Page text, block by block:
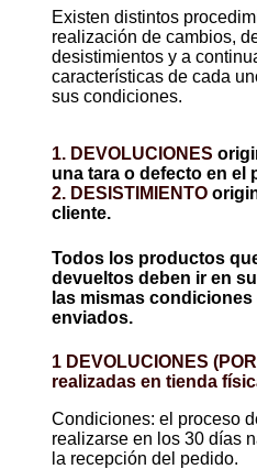
Existen distintos
realización de cambios,
desistimientos y a
características de cada
sus condiciones.
1. DEVOLUCIONES
una tara o defecto en el
2. DESISTIMIENTO
cliente.
Todos los productos
devueltos deben ir en
las mismas
enviados.
1 DEVOLUCIONES
realizadas en tienda
Condiciones: el proceso
realizarse en los 30 días
la recepción del pedido.